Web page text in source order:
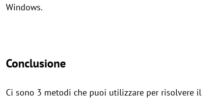
Windows.
Conclusione
Ci sono 3 metodi che puoi utilizzare per risolvere il